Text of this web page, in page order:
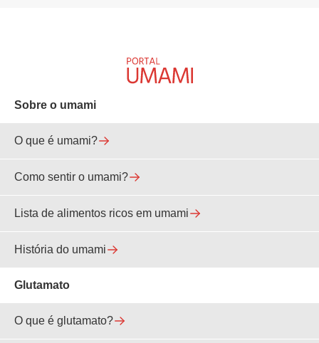
Sobre o umami
O que é umami?
Como sentir o umami?
Lista de alimentos ricos em umami
História do umami
Glutamato
O que é glutamato?